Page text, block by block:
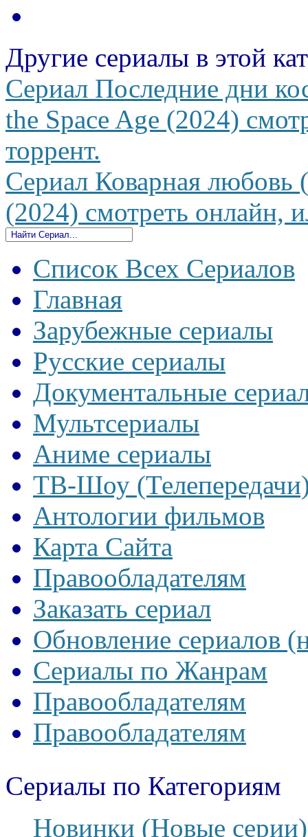
Другие сериалы в этой
Сериал Последние дни
the Space Age (2024)
торрент.
Сериал Коварная
(2024) смотреть онлайн,
Список Всех Сериалов
Главная
Зарубежные сериалы
Русские сериалы
Документальные
Мультсериалы
Аниме сериалы
ТВ-Шоу
Антологии фильмов
Карта Сайта
Правообладателям
Заказать сериал
Обновление сериалов
Сериалы по Жанрам
Правообладателям
Правообладателям
Сериалы по Категориям
Новинки (Новые серии)